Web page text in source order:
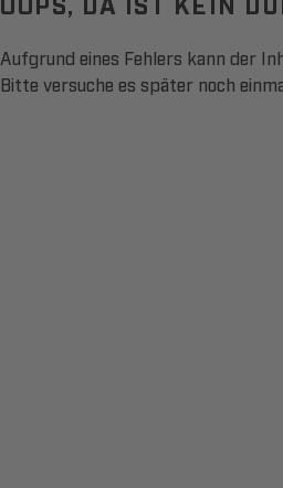
Aufgrund eines Fehlers kann der
Bitte versuche es später noch